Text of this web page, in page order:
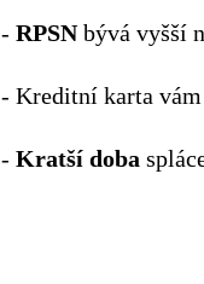
- RPSNbývá vyšší
- Kreditní karta vám
- Kratší doba